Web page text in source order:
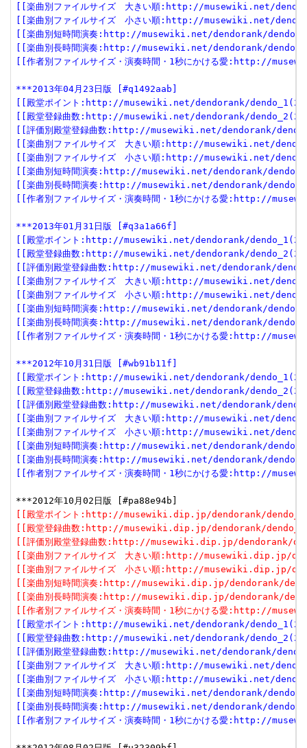
[[楽曲別ファイルサイズ　大きい順:http://musewiki.net/
[[楽曲別ファイルサイズ　小さい順:http://musewiki.net/
[[楽曲別短時間演奏:http://musewiki.net/dendorank/
[[楽曲別長時間演奏:http://musewiki.net/dendorank/
[[作者別ファイルサイズ・演奏時間・1秒にかける愛:http://
***2013年04月23日版 [#q1492aab]
[[殿堂ポイント:http://musewiki.net/dendorank/
[[殿堂登録曲数:http://musewiki.net/dendorank/
[[評価別殿堂登録曲数:http://musewiki.net/dendorank/
[[楽曲別ファイルサイズ　大きい順:http://musewiki.net/
[[楽曲別ファイルサイズ　小さい順:http://musewiki.net/
[[楽曲別短時間演奏:http://musewiki.net/dendorank/
[[楽曲別長時間演奏:http://musewiki.net/dendorank/
[[作者別ファイルサイズ・演奏時間・1秒にかける愛:http://
***2013年01月31日版 [#q3a1a66f]
[[殿堂ポイント:http://musewiki.net/dendorank/
[[殿堂登録曲数:http://musewiki.net/dendorank/
[[評価別殿堂登録曲数:http://musewiki.net/dendorank/
[[楽曲別ファイルサイズ　大きい順:http://musewiki.net/
[[楽曲別ファイルサイズ　小さい順:http://musewiki.net/
[[楽曲別短時間演奏:http://musewiki.net/dendorank/
[[楽曲別長時間演奏:http://musewiki.net/dendorank/
[[作者別ファイルサイズ・演奏時間・1秒にかける愛:http://
***2012年10月31日版 [#wb91b11f]
[[殿堂ポイント:http://musewiki.net/dendorank/
[[殿堂登録曲数:http://musewiki.net/dendorank/
[[評価別殿堂登録曲数:http://musewiki.net/dendorank/
[[楽曲別ファイルサイズ　大きい順:http://musewiki.net/
[[楽曲別ファイルサイズ　小さい順:http://musewiki.net/
[[楽曲別短時間演奏:http://musewiki.net/dendorank/
[[楽曲別長時間演奏:http://musewiki.net/dendorank/
[[作者別ファイルサイズ・演奏時間・1秒にかける愛:http://
[[殿堂ポイント:http://musewiki.dip.jp/dendorank/
[[殿堂登録曲数:http://musewiki.dip.jp/dendorank/
[[評価別殿堂登録曲数:http://musewiki.dip.jp/dendorank/
[[楽曲別ファイルサイズ　大きい順:http://musewiki.dip.jp/
[[楽曲別ファイルサイズ　小さい順:http://musewiki.dip.jp/
[[楽曲別短時間演奏:http://musewiki.dip.jp/dendorank/
[[楽曲別長時間演奏:http://musewiki.dip.jp/dendorank/
[[作者別ファイルサイズ・演奏時間・1秒にかける愛:http://
[[殿堂ポイント:http://musewiki.net/dendorank/
[[殿堂登録曲数:http://musewiki.net/dendorank/
[[評価別殿堂登録曲数:http://musewiki.net/dendorank/
[[楽曲別ファイルサイズ　大きい順:http://musewiki.net/
[[楽曲別ファイルサイズ　小さい順:http://musewiki.net/
[[楽曲別短時間演奏:http://musewiki.net/dendorank/
[[楽曲別長時間演奏:http://musewiki.net/dendorank/
[[作者別ファイルサイズ・演奏時間・1秒にかける愛:http://